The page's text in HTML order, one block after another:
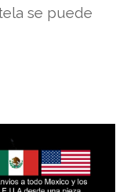
se puede